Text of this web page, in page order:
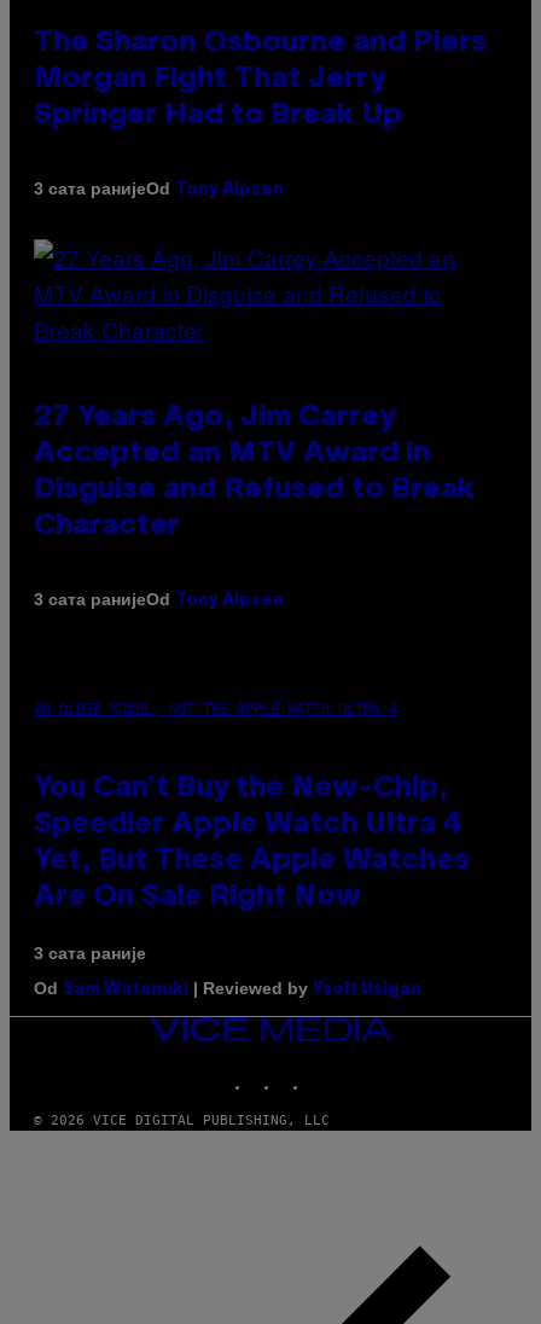
The Sharon Osbourne and Piers
Morgan Fight That Jerry
Springer Had to Break Up
3 сата ранијеOd Tony Alpsen
27 Years Ago, Jim Carrey
Accepted an MTV Award in
Disguise and Refused to Break
Character
3 сата ранијеOd Tony Alpsen
AN OLDER MODEL, NOT THE APPLE WATCH ULTRA 4
You Can’t Buy the New-Chip,
Speedier Apple Watch Ultra 4
Yet, But These Apple Watches
Are On Sale Right Now
3 сата раније
Od Sam Watanuki | Reviewed by Ysolt Usigan
VICE
MEDIA
© 2026 VICE DIGITAL PUBLISHING, LLC